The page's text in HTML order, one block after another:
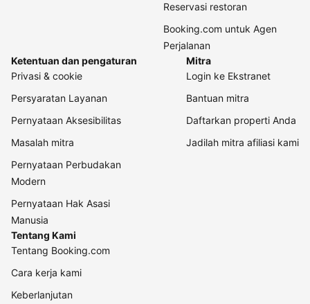
Reservasi restoran
Booking.com untuk Agen
Perjalanan
Ketentuan dan pengaturan
Privasi & cookie
Persyaratan Layanan
Pernyataan Aksesibilitas
Masalah mitra
Pernyataan Perbudakan
Modern
Pernyataan Hak Asasi
Manusia
Mitra
Login ke Ekstranet
Bantuan mitra
Daftarkan properti Anda
Jadilah mitra afiliasi kami
Tentang Kami
Tentang Booking.com
Cara kerja kami
Keberlanjutan